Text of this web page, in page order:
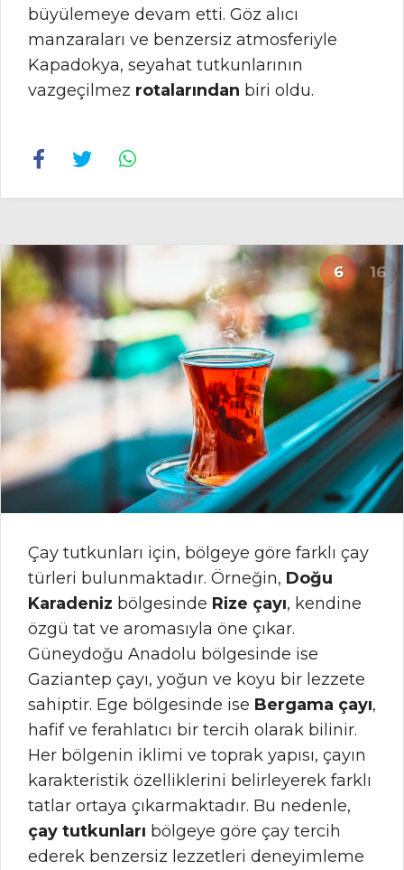
büyülemeye devam etti. Göz alıcı
manzaraları ve benzersiz atmosferiyle
Kapadokya, seyahat tutkunlarının
vazgeçilmez rotalarından biri oldu.
6 16
Çay tutkunları için, bölgeye göre farklı çay
türleri bulunmaktadır. Örneğin, Doğu
Karadeniz bölgesinde Rize çayı, kendine
özgü tat ve aromasıyla öne çıkar.
Güneydoğu Anadolu bölgesinde ise
Gaziantep çayı, yoğun ve koyu bir lezzete
sahiptir. Ege bölgesinde ise Bergama çayı,
hafif ve ferahlatıcı bir tercih olarak bilinir.
Her bölgenin iklimi ve toprak yapısı, çayın
karakteristik özelliklerini belirleyerek farklı
tatlar ortaya çıkarmaktadır. Bu nedenle,
çay tutkunları bölgeye göre çay tercih
ederek benzersiz lezzetleri deneyimleme